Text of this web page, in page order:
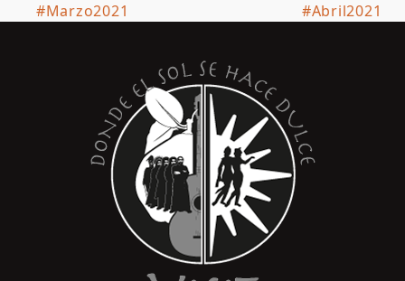
post:
#Marzo2021
post:
#Abril2021